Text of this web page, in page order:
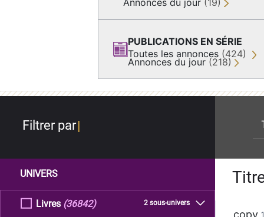
PUBLICATIONS EN SÉRIE
Toutes les annonces (424)
Annonces du jour (218)
Filtrer par
UNIVERS
Livres 2 sous-univers
(36842)
copy